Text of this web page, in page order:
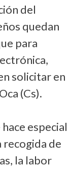
del
quedan
para
solicitar en
(Cs).
especial
recogida de
la labor